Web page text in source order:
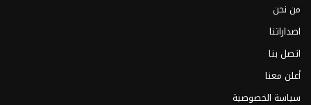
من نحن
اصداراتنا
اتصل بنا
أعلن معنا
سياسة الخصوصية